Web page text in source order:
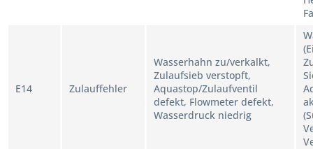
E14 Zulauffehler
Wasserhahn zu/verkalkt,
Zulaufsieb verstopft,
Aquastop/Zulaufventil
defekt, Flowmeter defekt,
Wasserdruck niedrig